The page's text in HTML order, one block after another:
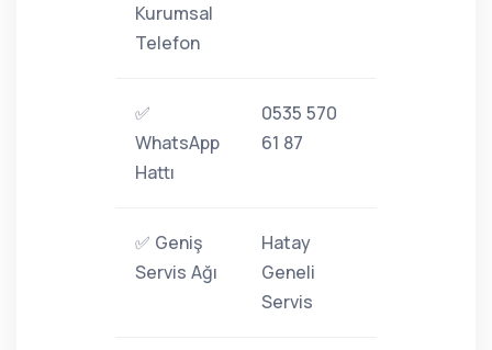
Kurumsal
Telefon
✅
WhatsApp
Hattı
0535 570
61 87
✅ Geniş
Servis Ağı
Hatay
Geneli
Servis